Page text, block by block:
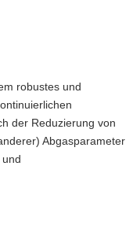
robustes und
der Reduzierung von
Abgasparameter